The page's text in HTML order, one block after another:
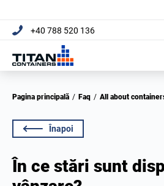
+40 788 520 136
Pagina principală / Faq / All about
Înapoi
În ce stări sunt